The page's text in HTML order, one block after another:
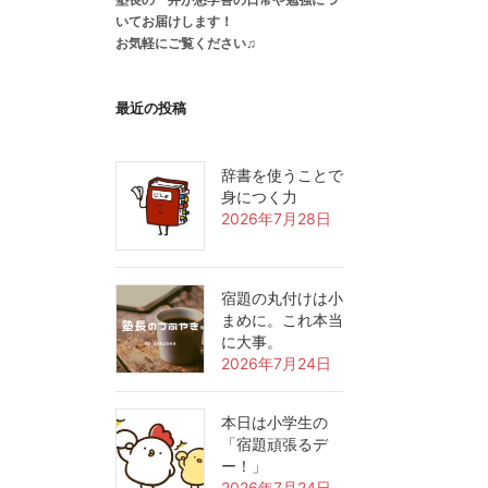
いてお届けします！
お気軽にご覧ください♫
最近の投稿
辞書を使うことで
身につく力
2026年7月28日
宿題の丸付けは小
まめに。これ本当
に大事。
2026年7月24日
本日は小学生の
「宿題頑張るデ
ー！」